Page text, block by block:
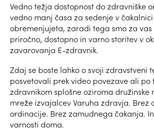
Vedno težja dostopnost do zdravniške
vedno manj časa za sedenje v
obremenjujeta, zaradi tega smo za
priročno, dostopno in varno storitev v
zavarovanja E-zdravnik.
Zdaj se boste lahko o svoji zdravstveni
posvetovali prek video povezave ali po
zdravnikom splošne oziroma družinske
mreže izvajalcev Varuha zdravja. Brez
ordinacije. Brez zamudnega čakanja.
varnosti doma.